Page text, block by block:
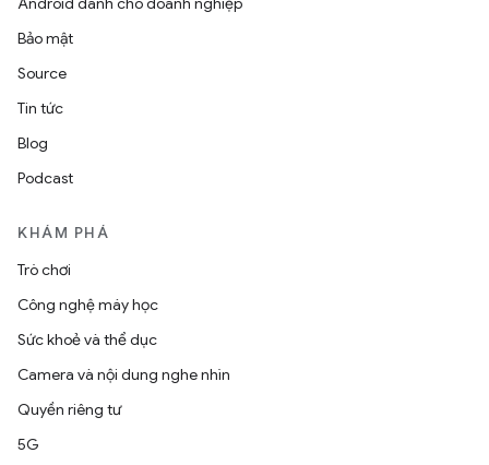
Bảo mật
Source
Tin tức
Blog
Podcast
KHÁM PHÁ
Trò chơi
Công nghệ máy học
Sức khoẻ và thể dục
Camera và nội dung nghe nhìn
Quyền riêng tư
5G